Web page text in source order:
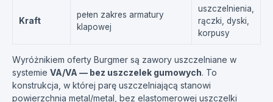
Kraft
pełen zakres armatury
klapowej
uszczelnienia,
rączki, dyski,
korpusy
Wyróżnikiem oferty Burgmer są zawory uszczelniane w
systemie VA/VA — bez uszczelek gumowych. To
konstrukcja, w której parę uszczelniającą stanowi
powierzchnia metal/metal, bez elastomerowej uszczelki